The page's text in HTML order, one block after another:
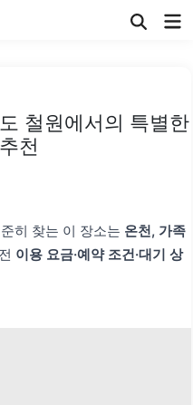
철원에서의 특별한
천
히 찾는 이 장소는 온천, 가족
이용 요금·예약 조건·대기 상